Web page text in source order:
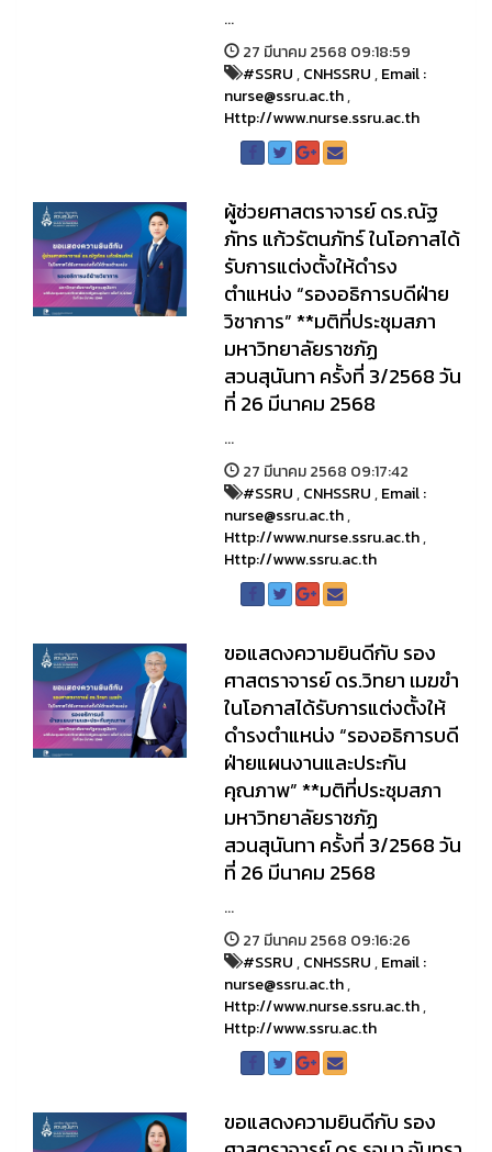
...
27 มีนาคม 2568 09:18:59
#SSRU,CNHSSRU,Email :
nurse@ssru.ac.th,
Http://www.nurse.ssru.ac.th
ผู้ช่วยศาสตราจารย์ ดร.ณัฐ
ภัทร แก้วรัตนภัทร์ ในโอกาสได้
รับการแต่งตั้งให้ดำรง
ตำแหน่ง “รองอธิการบดีฝ่าย
วิชาการ” **มติที่ประชุมสภา
มหาวิทยาลัยราชภัฏ
สวนสุนันทา ครั้งที่ 3/2568 วัน
ที่ 26 มีนาคม 2568
...
27 มีนาคม 2568 09:17:42
#SSRU,CNHSSRU,Email :
nurse@ssru.ac.th,
Http://www.nurse.ssru.ac.th,
Http://www.ssru.ac.th
ขอแสดงความยินดีกับ รอง
ศาสตราจารย์ ดร.วิทยา เมฆขำ
ในโอกาสได้รับการแต่งตั้งให้
ดำรงตำแหน่ง “รองอธิการบดี
ฝ่ายแผนงานและประกัน
คุณภาพ” **มติที่ประชุมสภา
มหาวิทยาลัยราชภัฏ
สวนสุนันทา ครั้งที่ 3/2568 วัน
ที่ 26 มีนาคม 2568
...
27 มีนาคม 2568 09:16:26
#SSRU,CNHSSRU,Email :
nurse@ssru.ac.th,
Http://www.nurse.ssru.ac.th,
Http://www.ssru.ac.th
ขอแสดงความยินดีกับ รอง